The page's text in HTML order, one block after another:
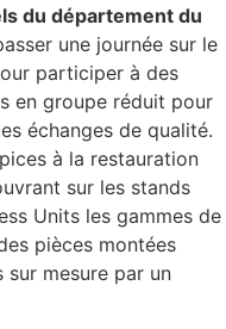
du département du
une journée sur le
participer à des
en groupe réduit pour
échanges de qualité.
à la restauration
sur les stands
Units les gammes de
pièces montées
sur mesure par un